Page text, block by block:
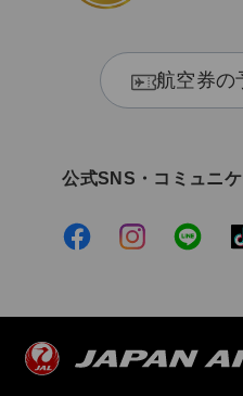
航空券の
公式SNS・コミュニ